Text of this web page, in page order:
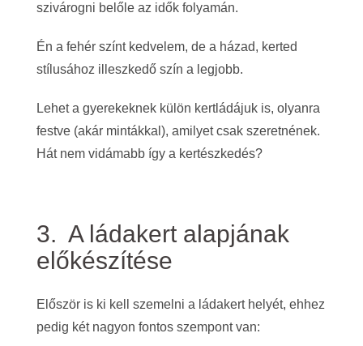
szivárogni belőle az idők folyamán.
Én a fehér színt kedvelem, de a házad, kerted
stílusához illeszkedő szín a legjobb.
Lehet a gyerekeknek külön kertládájuk is, olyanra
festve (akár mintákkal), amilyet csak szeretnének.
Hát nem vidámabb így a kertészkedés?
3. A ládakert alapjának
előkészítése
Először is ki kell szemelni a ládakert helyét, ehhez
pedig két nagyon fontos szempont van: